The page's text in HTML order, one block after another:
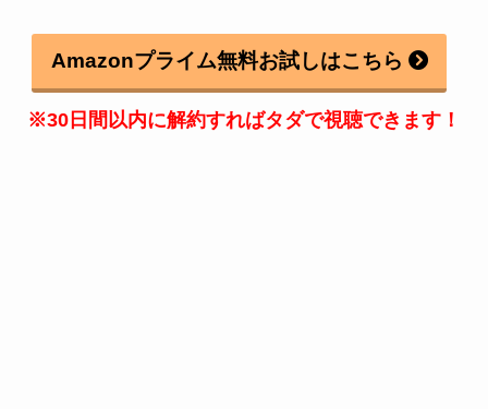
Amazonプライム無料お試しはこちら
※30日間以内に解約すればタダで視聴できます！